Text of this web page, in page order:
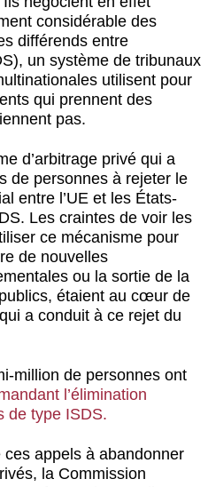
considérable des
différends entre
un système de tribunaux
utilisent pour
qui prennent des
pas.
d’arbitrage privé qui a
de personnes à rejeter le
entre l’UE et les États-
Les craintes de voir les
ce mécanisme pour
de nouvelles
ou la sortie de la
étaient au cœur de
a conduit à ce rejet du
million de personnes ont
l’élimination
de type ISDS.
appels à abandonner
la Commission